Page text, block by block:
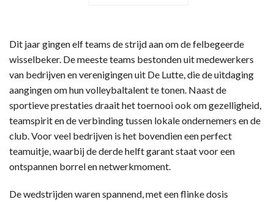
Dit jaar gingen elf teams de strijd aan om de felbegeerde
wisselbeker. De meeste teams bestonden uit medewerkers
van bedrijven en verenigingen uit De Lutte, die de uitdaging
aangingen om hun volleybaltalent te tonen. Naast de
sportieve prestaties draait het toernooi ook om gezelligheid,
teamspirit en de verbinding tussen lokale ondernemers en de
club. Voor veel bedrijven is het bovendien een perfect
teamuitje, waarbij de derde helft garant staat voor een
ontspannen borrel en netwerkmoment.
De wedstrijden waren spannend, met een flinke dosis